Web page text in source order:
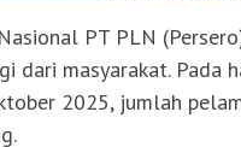
PT PLN
dari masyarakat. Pada
2025, jumlah